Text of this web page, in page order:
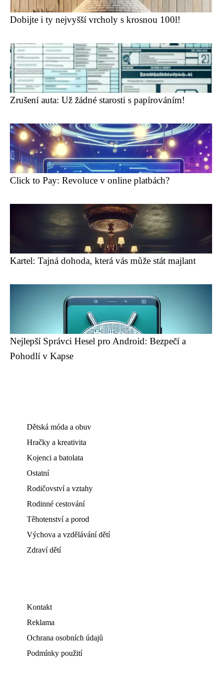
Dobijte i ty nejvyšší vrcholy s krosnou 100l!
Zrušení auta: Už žádné starosti s papírováním!
Click to Pay: Revoluce v online platbách?
Kartel: Tajná dohoda, která vás může stát majlant
Nejlepší Správci Hesel pro Android: Bezpečí a
Pohodlí v Kapse
Dětská móda a obuv
Hračky a kreativita
Kojenci a batolata
Ostatní
Rodičovství a vztahy
Rodinné cestování
Těhotenství a porod
Výchova a vzdělávání dětí
Zdraví dětí
Kontakt
Reklama
Ochrana osobních údajů
Podmínky použití